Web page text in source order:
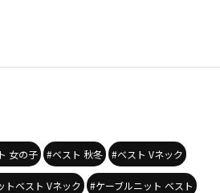
女の子 #ベスト 秋冬 #ベスト Vネック
トベスト Vネック #ケーブルニット ベスト